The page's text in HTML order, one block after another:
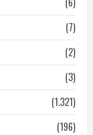
(7)
(2)
(3)
(1.321)
(196)